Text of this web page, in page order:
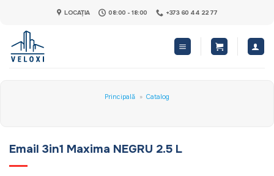
content
LOCAȚIA 08:00 - 18:00 +373 60 44 22 77
Principală » Catalog
Email 3in1 Maxima NEGRU 2.5 L